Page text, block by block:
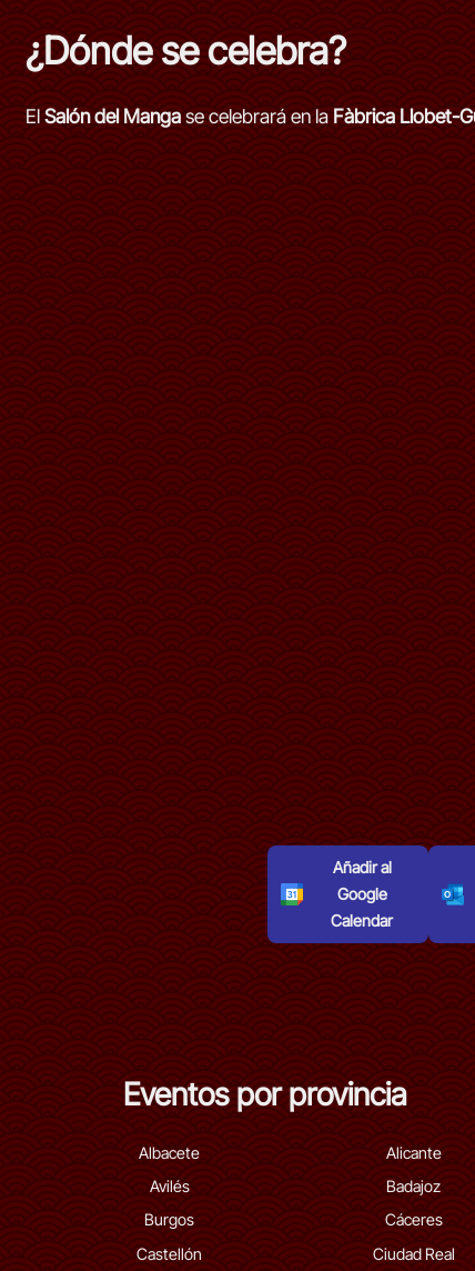
¿Dónde se celebra?
ElSalón del Mangase celebrará en la Fàbrica Llobet-
Añadir al
Google
Calendar
Eventos por provincia
Albacete Alicante
Avilés Badajoz
Burgos Cáceres
Castellón Ciudad Real